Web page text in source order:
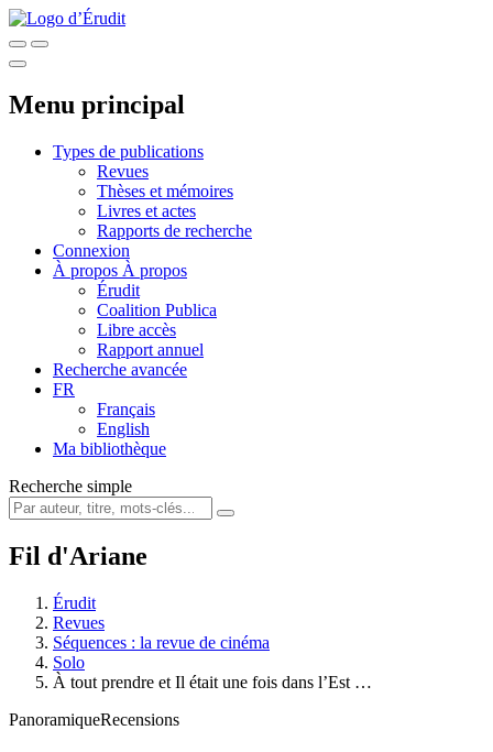
Menu principal
Types de publications
Revues
Thèses et mémoires
Livres et actes
Rapports de recherche
Connexion
À propos À propos
Érudit
Coalition Publica
Libre accès
Rapport annuel
Recherche avancée
FR
Français
English
Ma bibliothèque
Recherche simple
Fil d'Ariane
Érudit
Revues
Séquences : la revue de cinéma
Solo
À tout prendre et Il était une fois dans l’Est …
PanoramiqueRecensions